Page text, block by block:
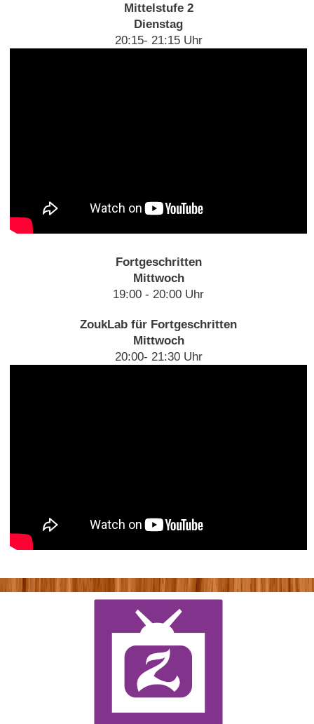
Mittelstufe 2
Dienstag
20:15- 21:15 Uhr
Fortgeschritten
Mittwoch
19:00 - 20:00 Uhr
ZoukLab für Fortgeschritten
Mittwoch
20:00- 21:30 Uhr